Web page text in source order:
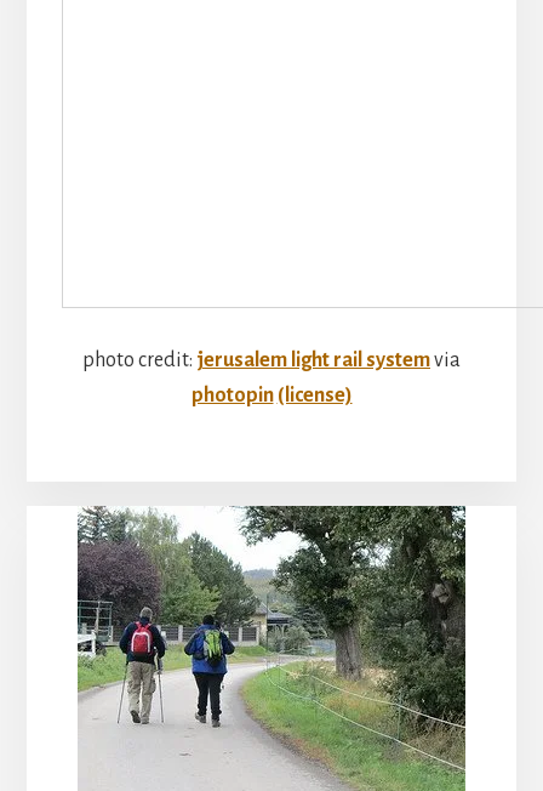
photo credit: jerusalem light rail systemvia
photopin (license)